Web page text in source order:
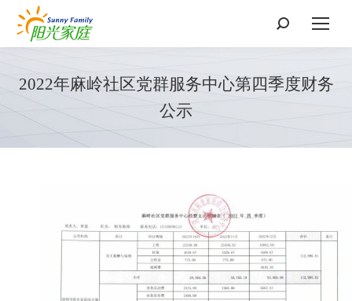
搜
索：
2022年麻岭社区党群服务中心第四季度财务
公示